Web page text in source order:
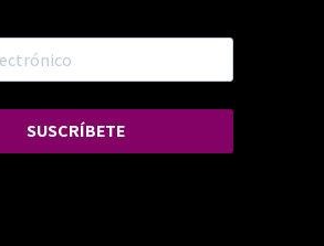
SUSCRÍBETE